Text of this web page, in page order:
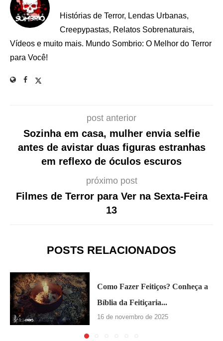
Histórias de Terror, Lendas Urbanas,
Creepypastas, Relatos Sobrenaturais,
Vídeos e muito mais. Mundo Sombrio: O Melhor do Terror
para Você!
post anterior
Sozinha em casa, mulher envia selfie
antes de avistar duas figuras estranhas
em reflexo de óculos escuros
próximo post
Filmes de Terror para Ver na Sexta-Feira
13
POSTS RELACIONADOS
Como Fazer Feitiços? Conheça a
Bíblia da Feitiçaria...
16 de novembro de 2025